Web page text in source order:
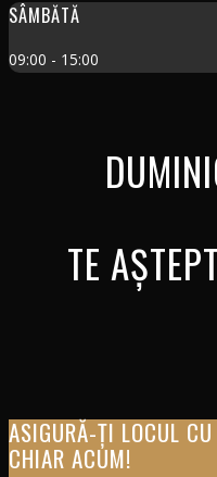
SÂMBĂTĂ
09:00 - 15:00
TE
ASIGURĂ-ȚI LOCUL
CHIAR ACUM!